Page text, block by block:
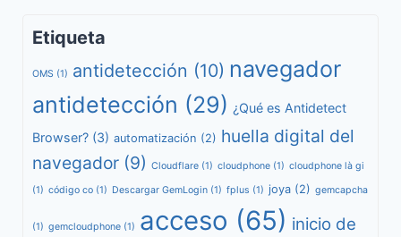
Etiqueta
OMS (1) antidetección (10) navegador
antidetección (29) ¿Qué es Antidetect
Browser? (3) automatización (2) huella digital del
navegador (9) Cloudflare (1) cloudphone (1) cloudphone là gi
(1) código co (1) Descargar GemLogin (1) fplus (1) joya (2) gemcapcha
(1) gemcloudphone (1) acceso (65) inicio de